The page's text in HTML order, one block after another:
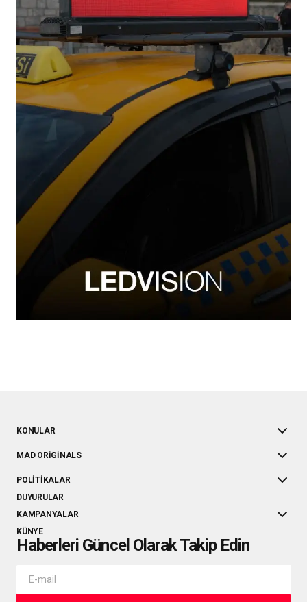
KONULAR
MAD ORIGINALS
POLITIKALAR
DUYURULAR
KAMPANYALAR
KÜNYE
Haberleri Güncel Olarak Takip Edin